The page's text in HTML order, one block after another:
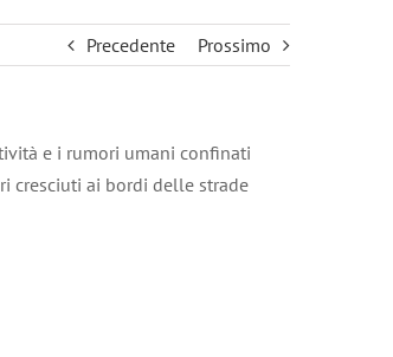
Precedente Prossimo
e i rumori umani confinati
cresciuti ai bordi delle strade